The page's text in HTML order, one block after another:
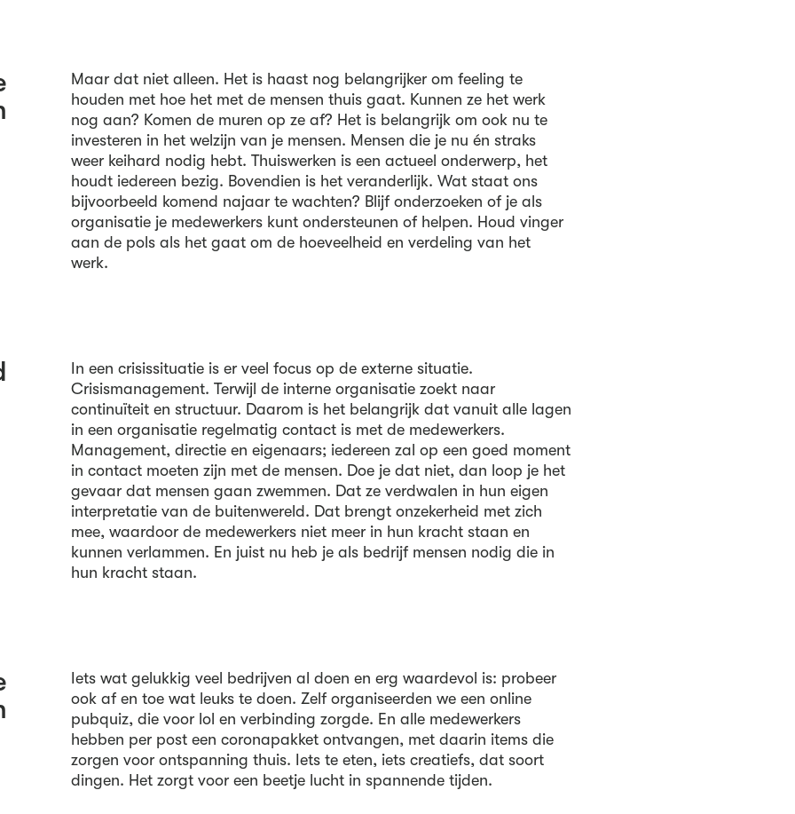
Maar dat niet alleen. Het is haast nog belangrijker om feeling te
houden met hoe het met de mensen thuis gaat. Kunnen ze het werk
nog aan? Komen de muren op ze af? Het is belangrijk om ook nu te
investeren in het welzijn van je mensen. Mensen die je nu én straks
weer keihard nodig hebt. Thuiswerken is een actueel onderwerp, het
houdt iedereen bezig. Bovendien is het veranderlijk. Wat staat ons
bijvoorbeeld komend najaar te wachten? Blijf onderzoeken of je als
organisatie je medewerkers kunt ondersteunen of helpen. Houd vinger
aan de pols als het gaat om de hoeveelheid en verdeling van het
werk.
In een crisissituatie is er veel focus op de externe situatie.
Crisismanagement. Terwijl de interne organisatie zoekt naar
continuïteit en structuur. Daarom is het belangrijk dat vanuit alle lagen
in een organisatie regelmatig contact is met de medewerkers.
Management, directie en eigenaars; iedereen zal op een goed moment
in contact moeten zijn met de mensen. Doe je dat niet, dan loop je het
gevaar dat mensen gaan zwemmen. Dat ze verdwalen in hun eigen
interpretatie van de buitenwereld. Dat brengt onzekerheid met zich
mee, waardoor de medewerkers niet meer in hun kracht staan en
kunnen verlammen. En juist nu heb je als bedrijf mensen nodig die in
hun kracht staan.
Iets wat gelukkig veel bedrijven al doen en erg waardevol is: probeer
ook af en toe wat leuks te doen. Zelf organiseerden we een online
pubquiz, die voor lol en verbinding zorgde. En alle medewerkers
hebben per post een coronapakket ontvangen, met daarin items die
zorgen voor ontspanning thuis. Iets te eten, iets creatiefs, dat soort
dingen. Het zorgt voor een beetje lucht in spannende tijden.